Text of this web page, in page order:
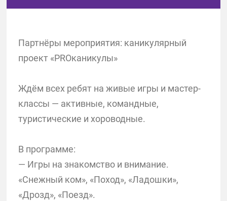
Партнёры мероприятия: каникулярный
проект «PROканикулы»
Ждём всех ребят на живые игры и мастер-
классы — активные, командные,
туристические и хороводные.
В программе:
— Игры на знакомство и внимание.
«Снежный ком», «Поход», «Ладошки»,
«Дрозд», «Поезд».